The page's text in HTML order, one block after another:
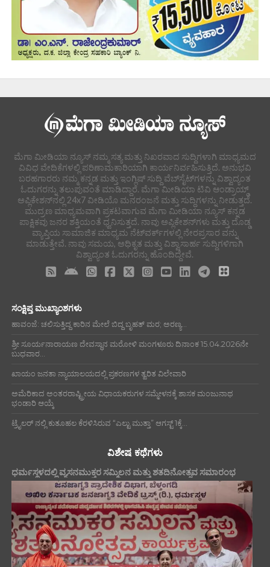
ಮೆಗಾ ಮೀಡಿಯಾ ನ್ಯೂಸ್ ನಮ್ಮ ಸತ್ಯ ಮತ್ತು ನಿಖರವಾದ ಸುದ್ದಿಗಳಾಗಿ ಮಾಧ್ಯಮದ
ವಿವಿಧ ವೇದಿಕೆಗಳಲ್ಲಿ ಪರಿಣಾಮಕಾರಿಯಾಗಿ ಕಾರ್ಯನಿರ್ವಹಿಸುತ್ತಿದೆ. ಅನುಭವಿ
ಬರಹಗಾರರು ನಮ್ಮ ಕನ್ನಡ ಮತ್ತು ಇಂಗ್ಲಿಷ್ ಸುದ್ದಿ ವೆಬ್‌ಸೈಟ್‌ಗಳನ್ನು ವಿಶ್ವಾದ್ಯಂತ
ಓದುಗರನ್ನು ತಲುಪುವಂತೆ ಮಾಡಿದ್ದಾರೆ. ಮೆಗಾ ಮೀಡಿಯಾ ಟಿವಿ ಆಂಡ್ರಾಯ್ಡ್
ಅಪ್ಲಿಕೇಶನ್‌ನಲ್ಲಿ 24x7 ವೀಡಿಯೊ ಮನರಂಜನೆ ಮತ್ತು ಸುದ್ದಿಗಳನ್ನು ನೀಡುತ್ತದೆ.
ಮುದ್ರಣ ಮಾಧ್ಯಮವಾಗಿ ಪ್ರಕಟವಾಗುವ ಮೆಗಾ ಮೀಡಿಯಾ ನ್ಯೂಸ್ ಕನ್ನಡ
ಪಾಕ್ಷಿಕವು ಜನರ ಶಕ್ತಿಯಂತೆ ಧ್ವನಿಸುತ್ತದೆ. ನಾವು ಅಪ್ಲಿಕೇಶನ್‌ಗಳು ಮತ್ತು ದೊಡ್ಡ
ವ್ಯಾಪ್ತಿಯ ಸಾಮಾಜಿಕ ಮಾಧ್ಯಮ ನೆಟ್‌ವರ್ಕ್‌ಗಳಲ್ಲಿ ನೇರಪ್ರಸಾರ ವನ್ನು
ಮಾಡುತ್ತೇವೆ. ನಾವು ಸಮಯ, ಅಧಿಕೃತ ಮತ್ತು ವಿಶ್ವಾಸಾರ್ಹ ಸುದ್ದಿಗಳಿಗಾಗಿ
ವಿಶ್ವಾದ್ಯಂತ ಓದುಗರನ್ನು ಹೊಂದಿದ್ದೇವೆ.
ಸಂಕ್ಷಿಪ್ತ ಮುಖ್ಯಾಂಶಗಳು
ಹಾವಂಜೆ: ಚಲಿಸುತ್ತಿದ್ದ ಕಾರಿನ ಮೇಲೆ ಬಿದ್ದ ಬೃಹತ್ ಮರ; ಅರಣ್ಯ...
ಶ್ರೀ ಸೂರ್ಯನಾರಾಯಣ ದೇವಸ್ಥಾನ ಮರೋಳಿ ಮಂಗಳೂರು ದಿನಾಂಕ 15.04.2026ನೇ
ಬುಧವಾರ...
ಖಾಯಂ ಜನತಾ ನ್ಯಾಯಾಲಯದಲ್ಲಿ ಪ್ರಕರಣಗಳ ತ್ವರಿತ ವಿಲೇವಾರಿ
ಅಮೆರಿಕಾದ ಅಂತರರಾಷ್ಟ್ರೀಯ ವಿಧಾಯಕರುಗಳ ಸಮ್ಮೇಳನಕ್ಕೆ ಶಾಸಕ ಮಂಜುನಾಥ
ಭಂಡಾರಿ ಆಯ್ಕೆ
ಟ್ರೈಲರ್ ನಲ್ಲಿ ಕುತೂಹಲ ಕೆರಳಿಸಿರುವ “ಎಲ್ಟು ಮುತ್ತಾ” ಆಗಸ್ಟ್ 1ಕ್ಕೆ...
ವಿಶೇಷ ಕಥೆಗಳು
ಧರ್ಮಸ್ಥಳದಲ್ಲಿ ವ್ಯಸನಮುಕ್ತರ ಸಮ್ಮಿಲನ ಮತ್ತು ಶತದಿನೋತ್ಸವ ಸಮಾರಂಭ